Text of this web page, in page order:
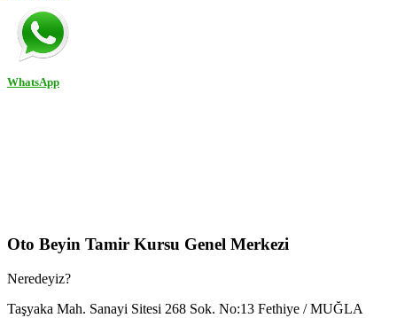
WhatsApp
Oto Beyin Tamir Kursu Genel Merkezi
Neredeyiz?
Taşyaka Mah. Sanayi Sitesi 268 Sok. No:13 Fethiye / MUĞLA